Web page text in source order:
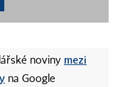
noviny mezi
na Google